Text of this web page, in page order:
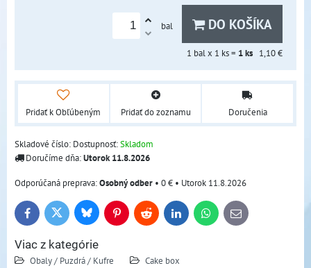
bal DO KOŠÍKA
1 bal x 1 ks = 1ks 1,10 €
Pridať k Obľúbeným Pridať do zoznamu Doručenia
Skladové číslo: Dostupnosť:Skladom
Doručíme dňa:Utorok11.8.2026
Osobný odber • 0 € • Utorok 11.8.2026
FacebookTwitter BlueskyPinterestReddit LinkedInWhatsApp
E-
mail
Viac z kategórie
Obaly / Puzdrá / Kufre Cake box